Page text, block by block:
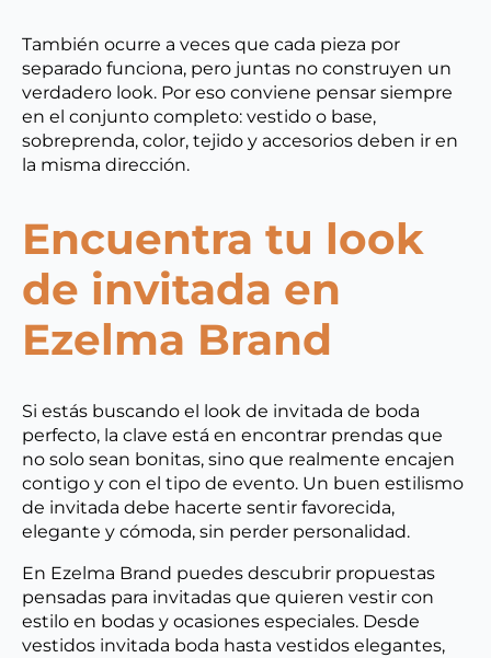
También ocurre a veces que cada pieza por
separado funciona, pero juntas no construyen un
verdadero look. Por eso conviene pensar siempre
en el conjunto completo: vestido o base,
sobreprenda, color, tejido y accesorios deben ir en
la misma dirección.
Encuentra tu look
de invitada en
Ezelma Brand
Si estás buscando el look de invitada de boda
perfecto, la clave está en encontrar prendas que
no solo sean bonitas, sino que realmente encajen
contigo y con el tipo de evento. Un buen estilismo
de invitada debe hacerte sentir favorecida,
elegante y cómoda, sin perder personalidad.
En Ezelma Brand puedes descubrir propuestas
pensadas para invitadas que quieren vestir con
estilo en bodas y ocasiones especiales. Desde
vestidos invitada boda hasta vestidos elegantes,